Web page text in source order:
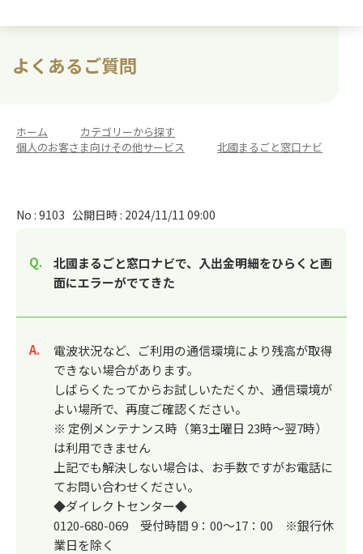
よくあるご質問
ホーム カテゴリーから探す
個人のお客さま向けその他サービス
北國まるごと窓口ナビ
No : 9103 公開日時 : 2024/11/11 09:00
北國まるごと窓口ナビで、入出金明細をひらくと画
面にエラーがでてきた
回答
電波状況など、ご利用の通信環境により残高が取得
できない場合があります。
しばらくたってからお試しいただくか、通信環境が
よい場所で、再度ご確認ください。
※ 定例メンテナンス時（第3土曜日 23時～翌7時）
は利用できません
上記でも解決しない場合は、お手数ですがお電話に
てお問い合わせください。
◆ダイレクトセンター◆
0120-680-069 受付時間 9：00～17：00 ※銀行休
業日を除く